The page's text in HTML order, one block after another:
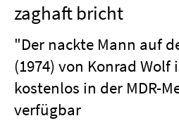
zaghaft bricht
"Der nackte Mann auf
(1974) von Konrad
kostenlos in der MDR-
verfügbar